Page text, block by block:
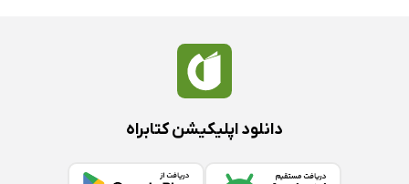
دانلود اپلیکیشن کتابراه